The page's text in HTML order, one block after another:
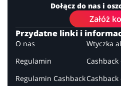
Dołącz do nas i
Załóż
Przydatne linki i
O nas
Regulamin
Regulamin Cashback
Wtyczka
Cashback